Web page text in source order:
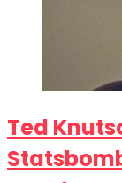
Ted